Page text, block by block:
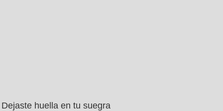
Dejaste huella en tu suegra